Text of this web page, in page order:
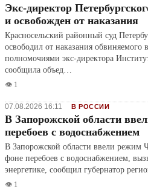
Экс-директор
и освобожден от наказания
Красносельский районный суд
освободил от наказания обвиняемого
полномочиями экс-директора
сообщила объед…
👁️ 1
07.08.2026 16:11 В РОССИИ
В Запорожской области
перебоев с водоснабжением
В Запорожской области ввели режим
фоне перебоев с водоснабжением,
энергетике, сообщил губернатор
👁️ 1